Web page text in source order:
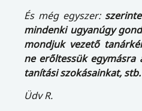
És még egyszer:
mindenki ugyanúgy
mondjuk vezető
ne erőltessük egymásra
tanítási szokásainkat, stb.
Üdv R.